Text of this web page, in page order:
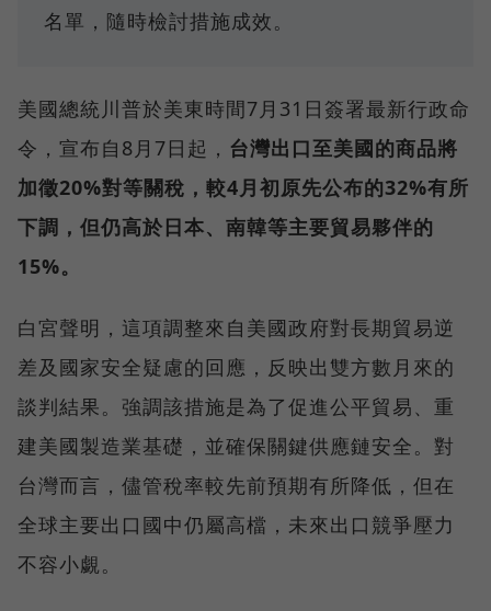
名單，隨時檢討措施成效。
美國總統川普於美東時間7月31日簽署最新行政命
令，宣布自8月7日起， 台灣出口至美國的商品將
加徵20%對等關稅，較4月初原先公布的32%有所
下調，但仍高於日本、南韓等主要貿易夥伴的
15%。
白宮聲明，這項調整來自美國政府對長期貿易逆
差及國家安全疑慮的回應，反映出雙方數月來的
談判結果。強調該措施是為了促進公平貿易、重
建美國製造業基礎，並確保關鍵供應鏈安全。對
台灣而言，儘管稅率較先前預期有所降低，但在
全球主要出口國中仍屬高檔，未來出口競爭壓力
不容小覷。